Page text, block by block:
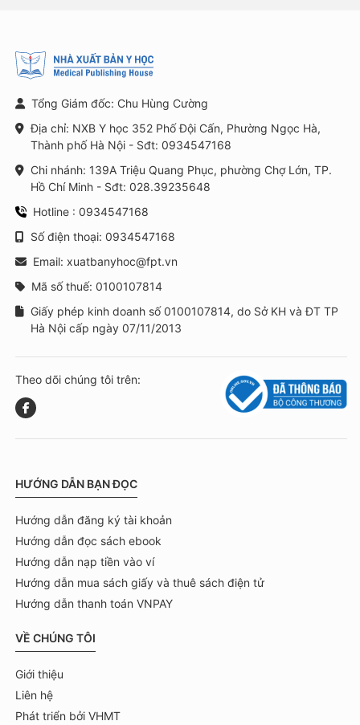
Tổng Giám đốc: Chu Hùng Cường
Địa chỉ: NXB Y học 352 Phố Đội Cấn, Phường Ngọc Hà,
Thành phố Hà Nội - Sđt: 0934547168
Chi nhánh: 139A Triệu Quang Phục, phường Chợ Lớn, TP.
Hồ Chí Minh - Sđt: 028.39235648
Hotline : 0934547168
Số điện thoại: 0934547168
Email: xuatbanyhoc@fpt.vn
Mã số thuế: 0100107814
Giấy phép kinh doanh số 0100107814, do Sở KH và ĐT TP
Hà Nội cấp ngày 07/11/2013
Theo dõi chúng tôi trên:
HƯỚNG DẪN BẠN ĐỌC
Hướng dẫn đăng ký tài khoản
Hướng dẫn đọc sách ebook
Hướng dẫn nạp tiền vào ví
Hướng dẫn mua sách giấy và thuê sách điện tử
Hướng dẫn thanh toán VNPAY
VỀ CHÚNG TÔI
Giới thiệu
Liên hệ
Phát triển bởi VHMT